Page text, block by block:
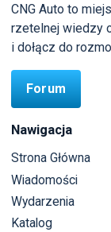
CNG Auto to
rzetelnej wiedzy
i dołącz do
Forum
Nawigacja
Strona Główna
Wiadomości
Wydarzenia
Katalog